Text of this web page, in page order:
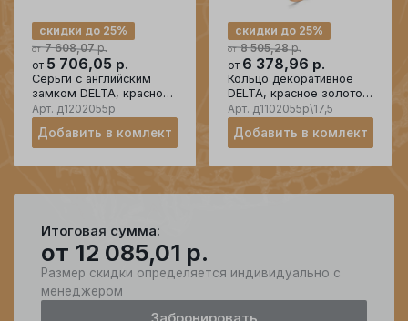
от 7 608,07р.
скидки до 25%
от 5 706,05 р.
Серьги с английским
замком DELTA, красное
золото 585 проба,
вставка бриллиант
Арт. д1202055р
Добавить в комлект
от 8 505,28р.
скидки до 25%
от 6 378,96 р.
Кольцо декоративное
DELTA, красное золото
585 проба, вставка
бриллиант
Арт. д1102055р\17,5
Добавить в комлект
Итоговая сумма:
от 12 085,01 р.
Размер скидки определяется индивидуально с
менеджером